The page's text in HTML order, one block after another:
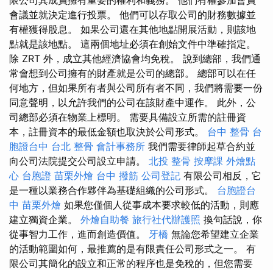
會議並就決定進行投票。 他們可以存取公司的財務數據並
有權獲得股息。 如果公司還在其他地點開展活動，則該地
點就是該地點。 這兩個地址必須在創始文件中準確指定。
除 ZRT 外，成立其他經濟協會均免稅。 說到總部，我們通
常會想到公司擁有的財產就是公司的總部。 總部可以在任
何地方，但如果所有者與公司所有者不同，我們將需要一份
同意聲明，以允許我們的公司在該財產中運作。 此外，公
司總部必須在物業上標明。 需要具備設立所需的註冊資
本，註冊資本的最低金額也取決於公司形式。 台中 整骨 台
胞證台中 台北 整骨 會計事務所 我們需要律師起草合約並
向公司法院提交公司設立申請。 北投 整骨 按摩課 外燴點
心 台胞證 苗栗外燴 台中 撥筋 公司登記 有限公司相反，它
是一種以業務合作夥伴為基礎組織的公司形式。 台胞證台
中 苗栗外燴 如果您僅個人從事成本要求較低的活動，則應
建立獨資企業。 外燴自助餐 旅行社代辦護照 換句話說，你
從事智力工作，進而創造價值。 牙橋 無論您希望建立企業
的活動範圍如何，最推薦的是有限責任公司形式之一。 有
限公司其簡化的設立和正常的程序也是免稅的，但您需要